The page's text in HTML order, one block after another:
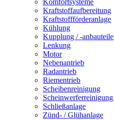
Komfortsysteme
Kraftstoffaufbereitung
Kraftstoffförderanlage
Kühlung
Kupplung / -anbauteile
Lenkung
Motor
Nebenantrieb
Radantrieb
Riementrieb
Scheibenreinigung
Scheinwerferreinigung
Schließanlage
Zünd- / Glühanlage